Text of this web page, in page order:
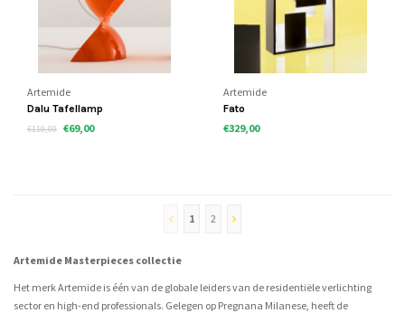
Artemide
Dalu Tafellamp
€110,00 €69,00
Artemide
Fato
€329,00
1 2
Artemide Masterpieces collectie
Het merk Artemide is één van de globale leiders van de residentiële verlichting
sector en high-end professionals. Gelegen op Pregnana Milanese, heeft de